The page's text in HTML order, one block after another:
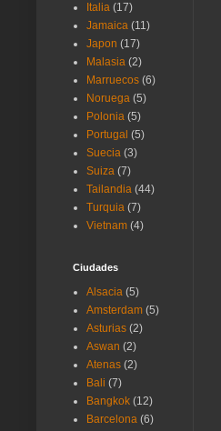
Italia (17)
Jamaica (11)
Japon (17)
Malasia (2)
Marruecos (6)
Noruega (5)
Polonia (5)
Portugal (5)
Suecia (3)
Suiza (7)
Tailandia (44)
Turquia (7)
Vietnam (4)
Ciudades
Alsacia (5)
Amsterdam (5)
Asturias (2)
Aswan (2)
Atenas (2)
Bali (7)
Bangkok (12)
Barcelona (6)